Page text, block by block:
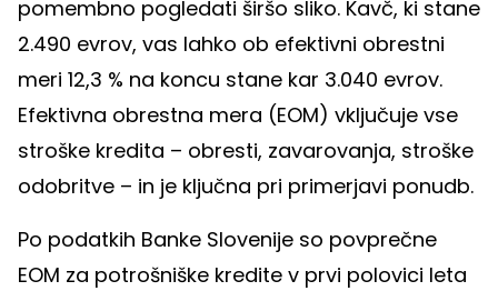
pomembno pogledati širšo sliko. Kavč, ki stane
2.490 evrov, vas lahko ob efektivni obrestni
meri 12,3 % na koncu stane kar 3.040 evrov.
Efektivna obrestna mera (EOM) vključuje vse
stroške kredita – obresti, zavarovanja, stroške
odobritve – in je ključna pri primerjavi ponudb.
Po podatkih Banke Slovenije so povprečne
EOM za potrošniške kredite v prvi polovici leta